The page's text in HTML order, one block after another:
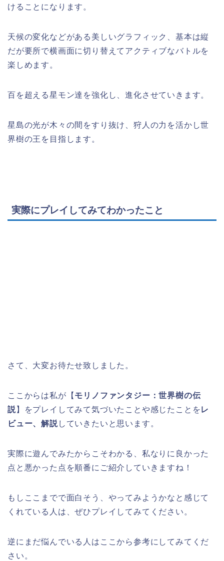
けることになります。
天候の変化などがある 美しいグラフィック
、基本は縦
だが要所で横画面に切り替えてアクティブなバトルを
楽しめます。
百を超える星モン達を強化し、進化させていきます。
星島の光が木々の間をすり抜け、狩人の力を活かし世
界樹の王を目指します。
実際にプレイしてみてわかったこと
さて、大変お待たせ致しました。
ここからは私が【 モリノファンタジー：世界樹の伝
説】をプレイしてみて気づいたことや感じたことをレ
ビュー、解説していきたいと思います。
実際に遊んでみたからこそわかる、私なりに良かった
点と悪かった点を順番にご紹介していきますね！
もしここまでで面白そう、やってみようかなと感じて
くれている人は、ぜひプレイしてみてください。
逆にまだ悩んでいる人はここから参考にしてみてくだ
さい。